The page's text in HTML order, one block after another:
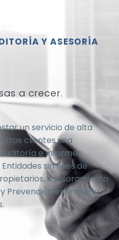
Y ASESORÍA
a crecer.
un servicio de alta
clientes una
e Informes
sin fines de
Asesoramiento
Prevención en materia